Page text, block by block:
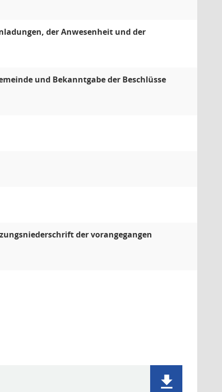
der Anwesenheit und der
und Bekanntgabe der Beschlüsse
der vorangegangen